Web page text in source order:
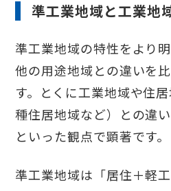
準工業地域と工業地
準工業地域の特性をより
他の用途地域との違いを
す。とくに工業地域や住
種住居地域など）との違
といった観点で顕著です。
準工業地域は「居住＋軽